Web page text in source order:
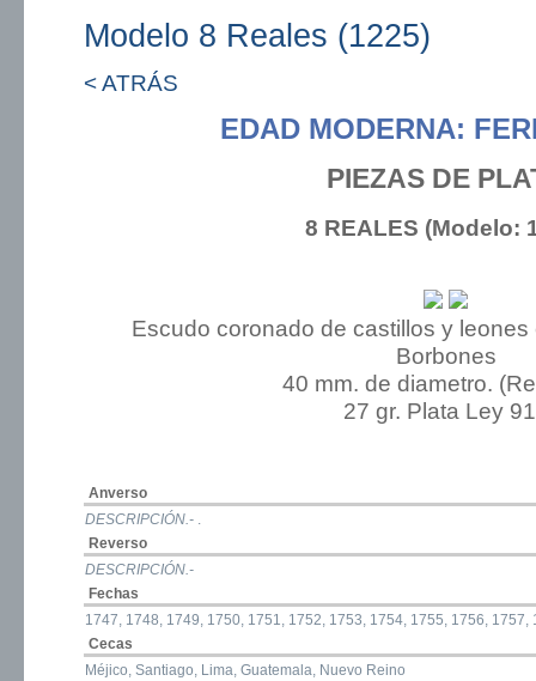
Modelo 8 Reales (1225)
< ATRÁS
EDAD MODERNA:
PIEZAS DE
8 REALES (Modelo:
Escudo coronado de castillos y
Borbones
40 mm. de diametro.
27 gr. Plata Ley
Anverso
DESCRIPCIÓN.- .
Reverso
DESCRIPCIÓN.-
Fechas
1747, 1748, 1749, 1750, 1751, 1752, 1753, 1754, 1755, 1756, 1757,
Cecas
Méjico, Santiago, Lima, Guatemala, Nuevo Reino